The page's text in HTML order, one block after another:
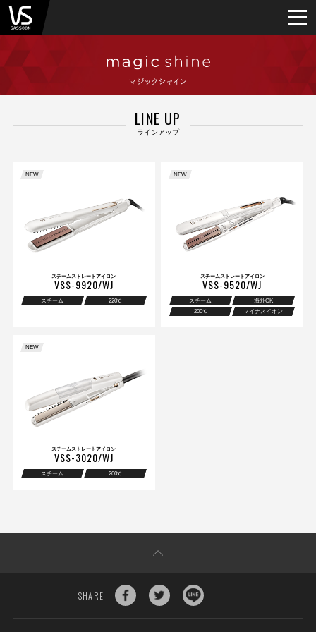
LINE UP
ラインアップ
NEW
スチームストレートアイロン
VSS-9920/WJ
スチーム 220℃
NEW
スチームストレートアイロン
VSS-9520/WJ
スチーム
海外OK
200℃ マイナスイオン
NEW
スチームストレートアイロン
VSS-3020/WJ
スチーム 200℃
SHARE :